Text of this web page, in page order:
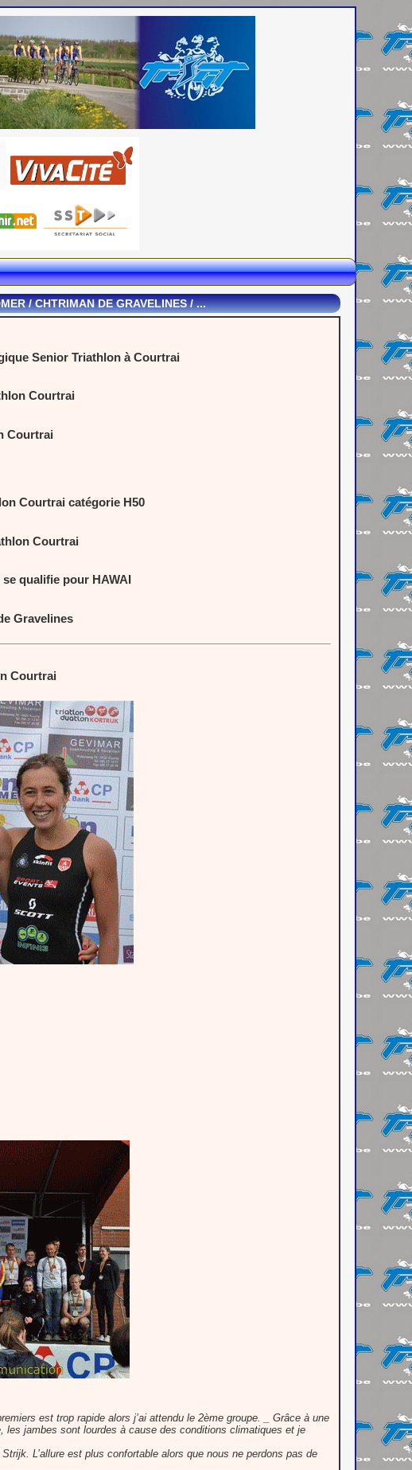
/ CHTRIMAN DE GRAVELINES / ...
Senior Triathlon à Courtrai
Courtrai
Courtrai
Courtrai catégorie H50
Courtrai
qualifie pour HAWAI
Gravelines
Courtrai
est trop rapide alors j’ai attendu le 2ème groupe. _ Grâce à une
jambes sont lourdes à cause des conditions climatiques et je
L’allure est plus confortable alors que nous ne perdons pas de